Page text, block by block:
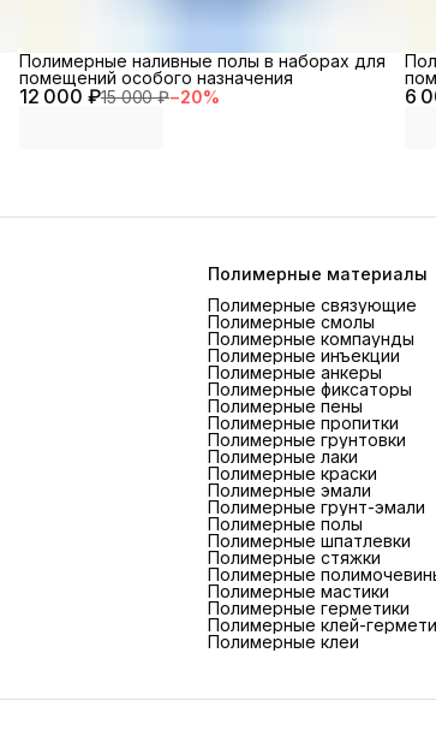
12 000 ₽15 000 ₽−20%
Полимерные наливные полы в наборах для
помещений особого назначения
6
Полимерные материалы
Полимерные связующие
Полимерные смолы
Полимерные компаунды
Полимерные инъекции
Полимерные анкеры
Полимерные фиксаторы
Полимерные пены
Полимерные пропитки
Полимерные грунтовки
Полимерные лаки
Полимерные краски
Полимерные эмали
Полимерные грунт-эмали
Полимерные полы
Полимерные шпатлевки
Полимерные стяжки
Полимерные
Полимерные мастики
Полимерные герметики
Полимерные клей-
Полимерные клеи